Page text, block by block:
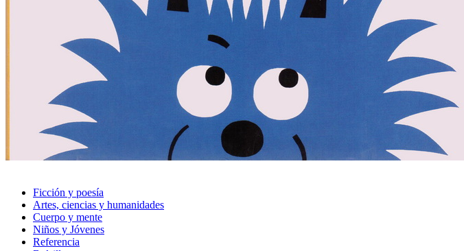
Ficción y poesía
Artes, ciencias y humanidades
Cuerpo y mente
Niños y Jóvenes
Referencia